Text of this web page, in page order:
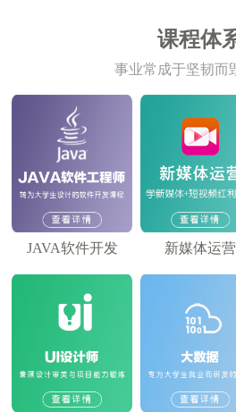
课程体
事业常成于坚韧而
JAVA软件开发 新媒体运营